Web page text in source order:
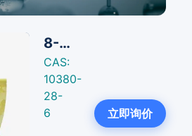
8-羟基喹啉铜
CAS:
10380-
28-
6
立即询价